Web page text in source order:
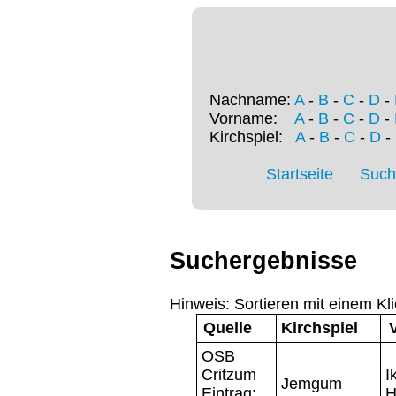
Nachname: A- B - C - D -
Vorname: A- B - C - D -
Kirchspiel: A- B - C - D-
Startseite
Suchergebnisse
Hinweis: Sortieren mit einem
Quelle
Kirchspiel
OSB
Critzum
Jemgum